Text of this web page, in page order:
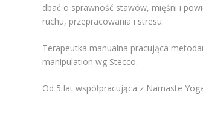
dbać o sprawność stawów, mięśni i
ruchu, przepracowania i stresu.
Terapeutka manualna pracująca
manipulation wg Stecco.
Od 5 lat współpracująca z Namaste